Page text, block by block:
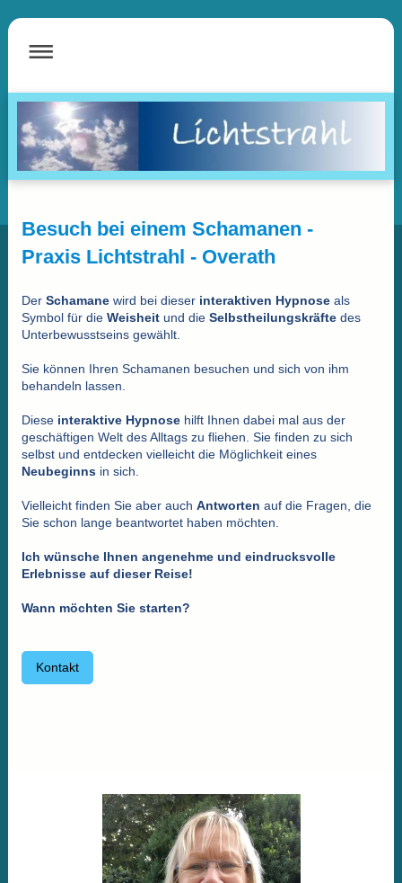
Besuch bei einem Schamanen -
Praxis Lichtstrahl - Overath
Der Schamanewird bei dieser interaktiven Hypnoseals
Symbol für die Weisheitund die Selbstheilungskräftedes
Unterbewusstseins gewählt.
Sie können Ihren Schamanen besuchen und sich von ihm
behandeln lassen.
Diese interaktive Hypnosehilft Ihnen dabei mal aus der
geschäftigen Welt des Alltags zu fliehen. Sie finden zu sich
selbst und entdecken vielleicht die Möglichkeit eines
Neubeginnsin sich.
Vielleicht finden Sie aber auch Antworten auf die Fragen, die
Sie schon lange beantwortet haben möchten.
Ich wünsche Ihnen angenehme und eindrucksvolle
Erlebnisse auf dieser Reise!
Wann möchten Sie starten?
Kontakt